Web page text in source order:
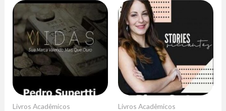
Livros Acadêmicos Livros Acadêmicos